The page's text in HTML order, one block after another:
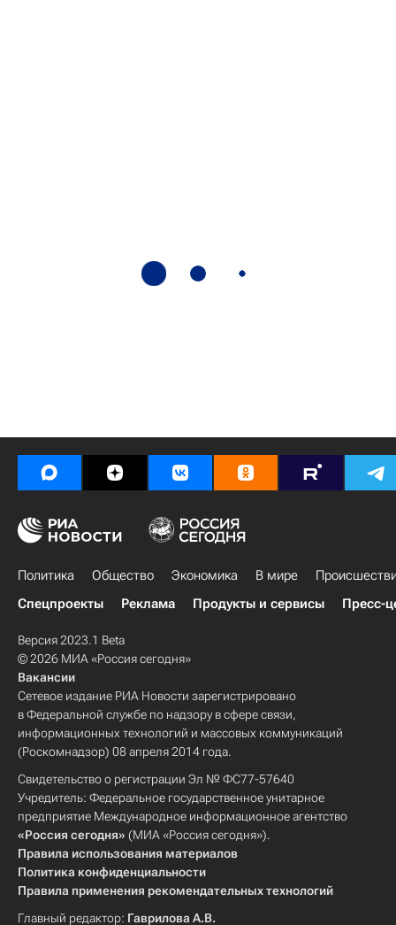
Политика Общество Экономика В мире
Спецпроекты
Реклама Продукты и сервисы Пресс-
Версия 2023.1 Beta
© 2026 МИА «Россия сегодня»
Вакансии
Сетевое издание РИА Новости зарегистрировано
в Федеральной службе по надзору в сфере связи,
информационных технологий и массовых коммуникаций
(Роскомнадзор) 08 апреля 2014 года.
Свидетельство о регистрации Эл № ФС77-57640
Учредитель: Федеральное государственное унитарное
предприятие Международное информационное агентство
«Россия сегодня» (МИА «Россия сегодня»).
Правила использования материалов
Политика конфиденциальности
Правила применения рекомендательных технологий
Главный редактор: Гаврилова А.В.